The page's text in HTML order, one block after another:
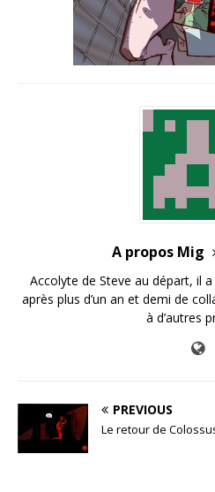
A propos Mig
Accolyte de Steve au départ, il
après plus d’un an et demi de
à d’autres
PREVIOUS
Le retour de